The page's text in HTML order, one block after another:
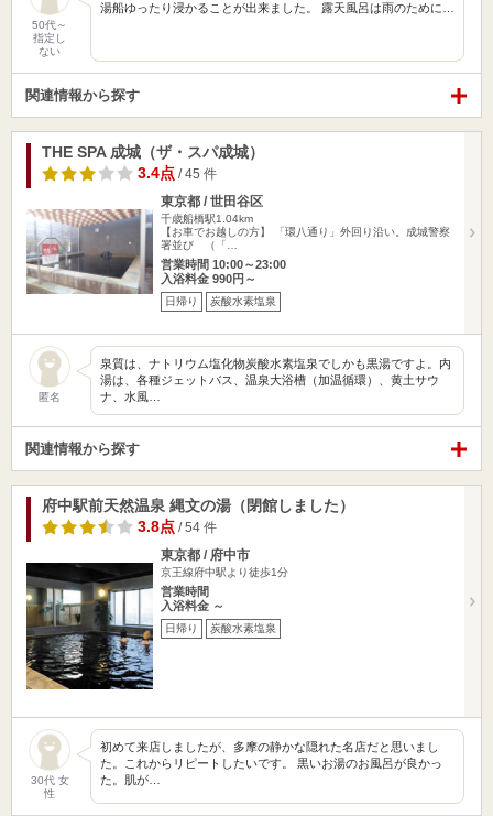
50代～
指定し
ない
湯船ゆったり浸かることが出来ました。 露天風呂は雨のために…
関連情報から探す
THE SPA 成城（ザ・スパ成城）
3.4点 / 45 件
東京都 / 世田谷区
千歳船橋駅1.04km
【お車でお越しの方】 「環八通り」外回り沿い。成城警察
署並び （「…
営業時間 10:00～23:00
入浴料金 990円～
日帰り 炭酸水素塩泉
匿名
泉質は、ナトリウム塩化物炭酸水素塩泉でしかも黒湯ですよ。内
湯は、各種ジェットバス、温泉大浴槽（加温循環）、黄土サウ
ナ、水風…
関連情報から探す
府中駅前天然温泉 縄文の湯（閉館しました）
3.8点 / 54 件
東京都 / 府中市
京王線府中駅より徒歩1分
営業時間
入浴料金 ～
日帰り 炭酸水素塩泉
30代 女
性
初めて来店しましたが、多摩の静かな隠れた名店だと思いまし
た。これからリピートしたいです。 黒いお湯のお風呂が良かっ
た。肌が…